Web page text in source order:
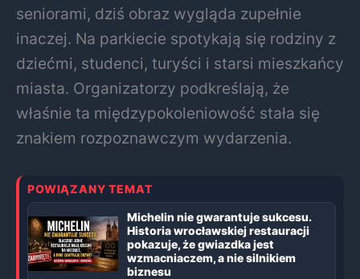
seniorami, dziś obraz wygląda zupełnie
inaczej. Na parkiecie spotykają się rodziny z
dziećmi, studenci, turyści i starsi mieszkańcy
miasta. Organizatorzy podkreślają, że
właśnie ta międzypokoleniowość stała się
znakiem rozpoznawczym wydarzenia.
POWIĄZANY TEMAT
Michelin nie gwarantuje sukcesu.
Historia wrocławskiej restauracji
pokazuje, że gwiazdka jest
wzmacniaczem, a nie silnikiem
biznesu